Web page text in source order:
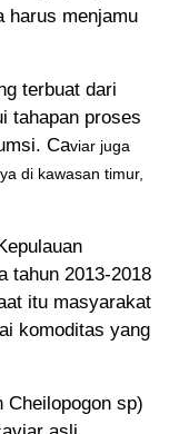
harus menjamu
terbuat dari
tahapan proses
Caviar juga
di kawasan timur,
tahun 2013-2018
itu masyarakat
komoditas yang
Cheilopogon sp)